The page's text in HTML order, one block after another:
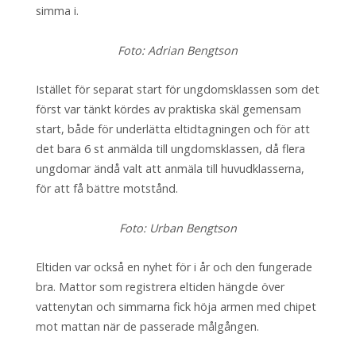
simma i.
Foto: Adrian Bengtson
Istället för separat start för ungdomsklassen som det
först var tänkt kördes av praktiska skäl gemensam
start, både för underlätta eltidtagningen och för att
det bara 6 st anmälda till ungdomsklassen, då flera
ungdomar ändå valt att anmäla till huvudklasserna,
för att få bättre motstånd.
Foto: Urban Bengtson
Eltiden var också en nyhet för i år och den fungerade
bra. Mattor som registrera eltiden hängde över
vattenytan och simmarna fick höja armen med chipet
mot mattan när de passerade målgången.